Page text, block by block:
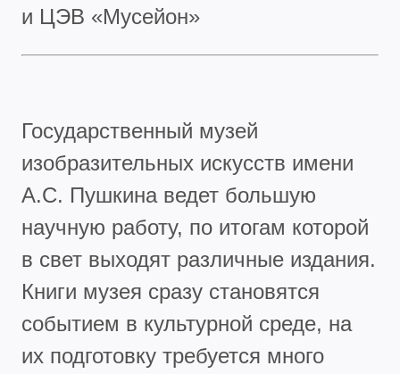
и ЦЭВ «Мусейон»
Государственный музей
изобразительных искусств имени
А.С. Пушкина ведет большую
научную работу, по итогам которой
в свет выходят различные издания.
Книги музея сразу становятся
событием в культурной среде, на
их подготовку требуется много